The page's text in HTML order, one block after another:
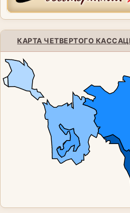
КАРТА ЧЕТВЕРТОГО